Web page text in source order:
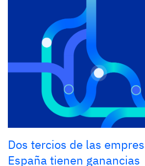
Dos tercios de las
España tienen ganancias